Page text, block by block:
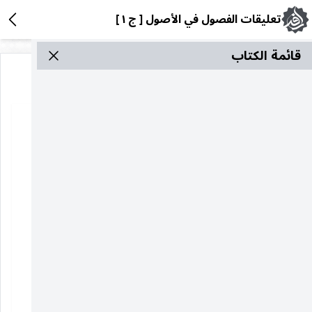
تعليقات الفصول في الأصول [ ج ١ ]
قائمة الکتاب